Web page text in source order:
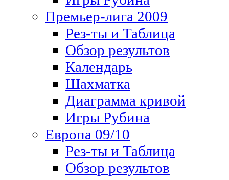
Премьер-лига 2009
Рез-ты и Таблица
Обзор результов
Календарь
Шахматка
Диаграмма кривой
Игры Рубина
Европа 09/10
Рез-ты и Таблица
Обзор результов